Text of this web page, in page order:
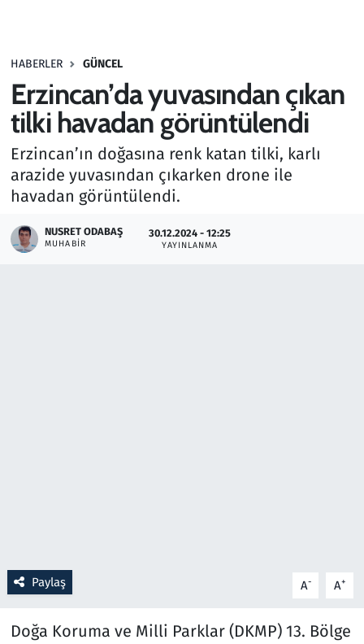
HABERLER GÜNCEL
Erzincan’da yuvasından çıkan
tilki havadan görüntülendi
Erzincan’ın doğasına renk katan tilki, karlı
arazide yuvasından çıkarken drone ile
havadan görüntülendi.
NUSRET ODABAŞ
MUHABIR
30.12.2024 - 12:25
YAYINLANMA
Paylaş A- A+
Doğa Koruma ve Milli Parklar (DKMP) 13. Bölge
Haber
Kültür Sanat
Kurumsal Haberler
Lezzet Durağı
Memur ve Kamu
Seçim 2023